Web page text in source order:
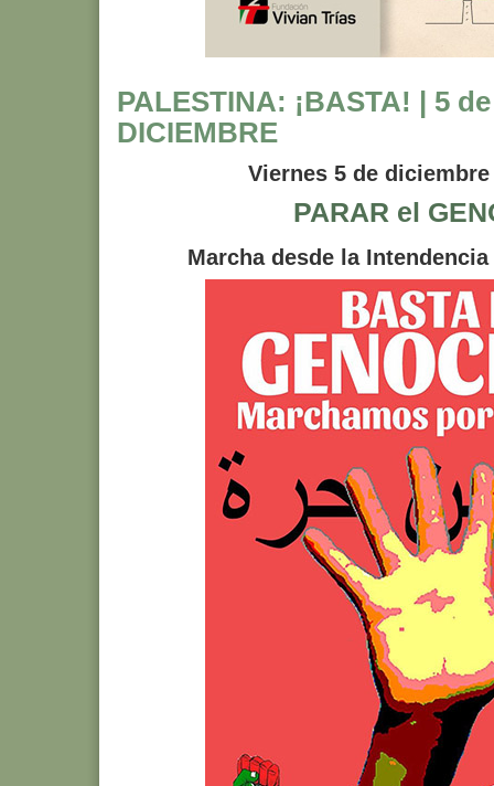
PALESTINA: ¡BASTA! | 5 de
DICIEMBRE
Viernes 5 de
PARAR el
Marcha desde la